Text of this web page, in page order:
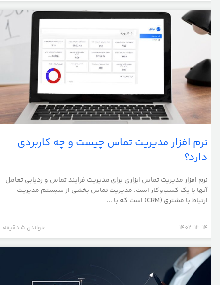
نرم افزار مدیریت تماس چیست و چه کاربردی
دارد؟
نرم افزار مدیریت تماس ابزاری برای مدیریت فرایند تماس و ردیابی تعامل
آنها با یک کسب‌وکار است. مدیریت تماس بخشی از سیستم مدیریت
ارتباط با مشتری (CRM) است که با ...
1402-12-14 خواندن 5 دقیقه